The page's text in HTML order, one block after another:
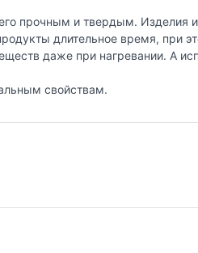
прочным и твердым. Изделия
длительное время, при
даже при нагревании. А
свойствам.
пищи уже более 160 лет.